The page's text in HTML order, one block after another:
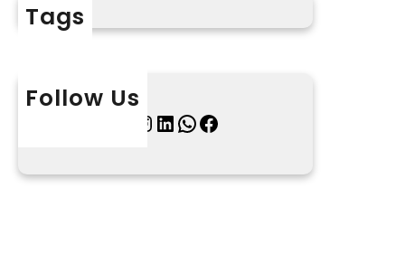
Tags
Follow Us
InstagramLinkedIn WhatsApp Facebook